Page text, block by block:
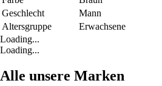
Geschlecht
Mann
Altersgruppe
Erwachsene
Loading...
Loading...
Alle unsere Marken